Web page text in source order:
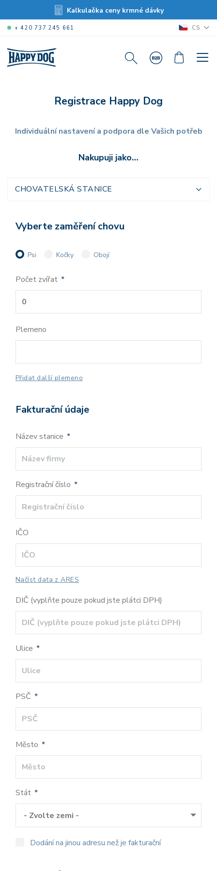
Kalkulačka ceny krmné dávky
+ 420 737 245 661 CS
Registrace Happy Dog
Individuální nastavení a podpora dle Vašich potřeb
Nakupuji jako…
CHOVATELSKÁ STANICE
Vyberte zaměření chovu
Psi Kočky Obojí
Počet zvířat *
Plemeno
Přidat další plemeno
Fakturační údaje
Název stanice *
Registrační číslo *
IČO
Načíst data z ARES
DIČ (vyplňte pouze pokud jste plátci DPH)
Ulice *
PSČ *
Město *
Stát *
- Zvolte zemi -
Dodání na jinou adresu než je fakturační